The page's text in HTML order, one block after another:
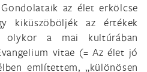
az élet erkölcse
kiküszöböljék az értékek
olykor a mai kultúrában
vitae (= Az élet jó
említettem, „különösen